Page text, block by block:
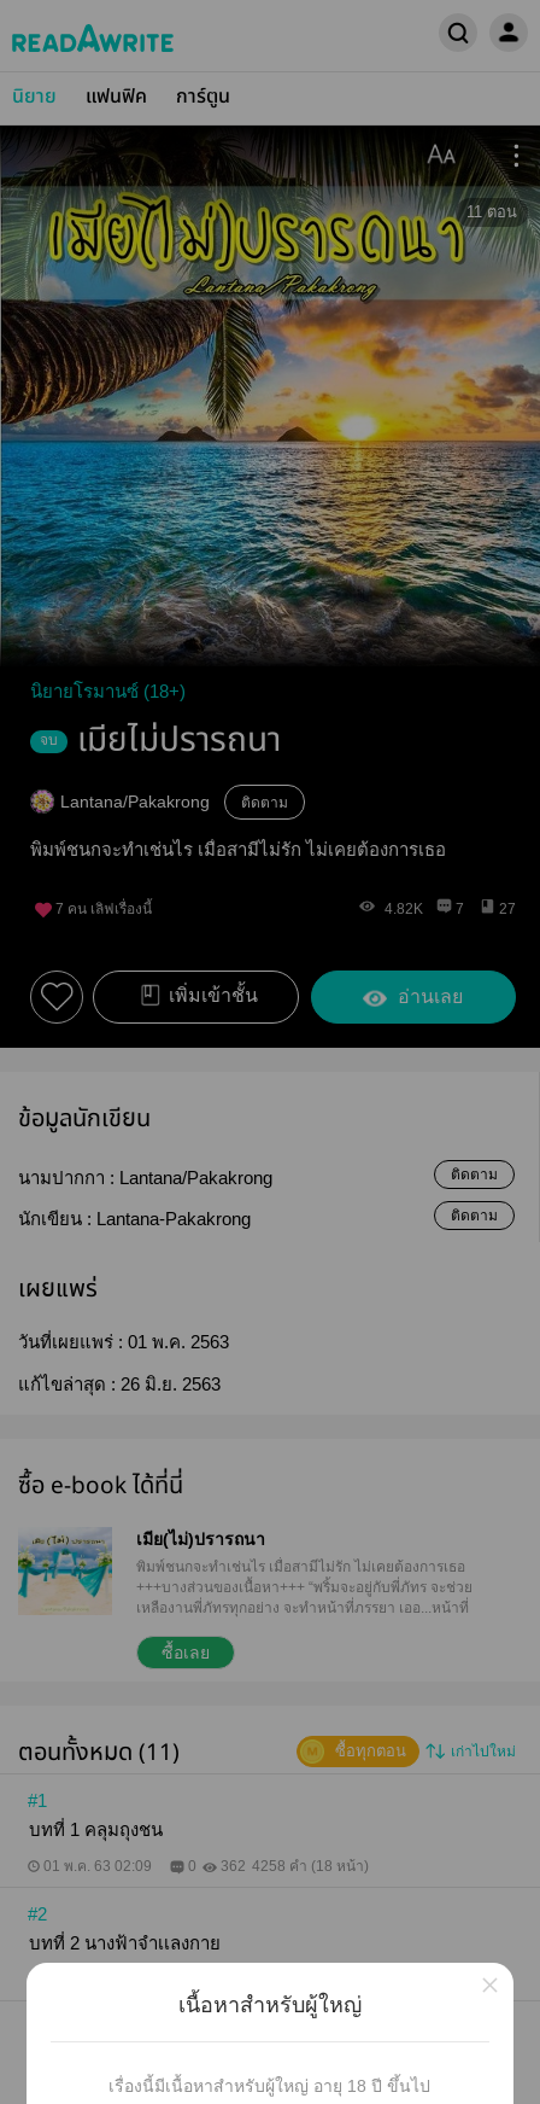
นิยาย แฟนฟิค การ์ตูน
11 ตอน
นิยายโรมานซ์ (18+)
จบ เมียไม่ปรารถนา
Lantana/Pakakrong ติดตาม
พิมพ์ชนกจะทำเช่นไร เมื่อสามีไม่รัก ไม่เคยต้องการเธอ
7 คน เลิฟเรื่องนี้ 4.82K 7 27
เพิ่มเข้าชั้น อ่านเลย
ข้อมูลนักเขียน
นามปากกา : Lantana/Pakakrong ติดตาม
นักเขียน : Lantana-Pakakrong ติดตาม
เผยแพร่
วันที่เผยแพร่ : 01 พ.ค. 2563
แก้ไขล่าสุด : 26 มิ.ย. 2563
ซื้อ e-book ได้ที่นี่
เมีย(ไม่)ปรารถนา
พิมพ์ชนกจะทำเช่นไร เมื่อสามีไม่รัก ไม่เคยต้องการเธอ
+++บางส่วนของเนื้อหา+++ “พริ้มจะอยู่กับพี่ภัทร จะช่วย
เหลืองานพี่ภัทรทุกอย่าง จะทำหน้าที่ภรรยา เออ...หน้าที่
คอยคำตอบ เขาอยากรู้ว่าหญิงสาวจะมีเล่ห์เหลี่ยมใด
ซ่อนอยู่ภายใต้ความใสซื่อเหล่านี้หรือไม่ “จนกว่าพี่ภัทร
ซื้อเลย
ตอนทั้งหมด (11) เก่าไปใหม่
ซื้อทุกตอน
#1
บทที่ 1 คลุมถุงชน
01 พ.ค. 63 02:09 0 362 4258 คำ (18 หน้า)
#2
บทที่ 2 นางฟ้าจำเเลงกาย
01 พ.ค. 63 02:12 0 562 6879 คำ (28 หน้า)
เนื้อหาสำหรับผู้ใหญ่
เรื่องนี้มีเนื้อหาสำหรับผู้ใหญ่ อายุ 18 ปี ขึ้นไป
×